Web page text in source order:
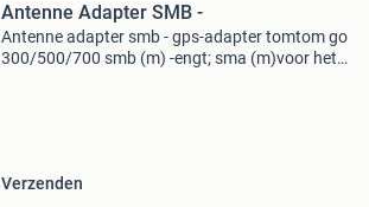
Antenne Adapter SMB -
Antenne adapter smb - gps-adapter tomtom go
300/500/700 smb (m) -engt; sma (m)voor het
Verzenden